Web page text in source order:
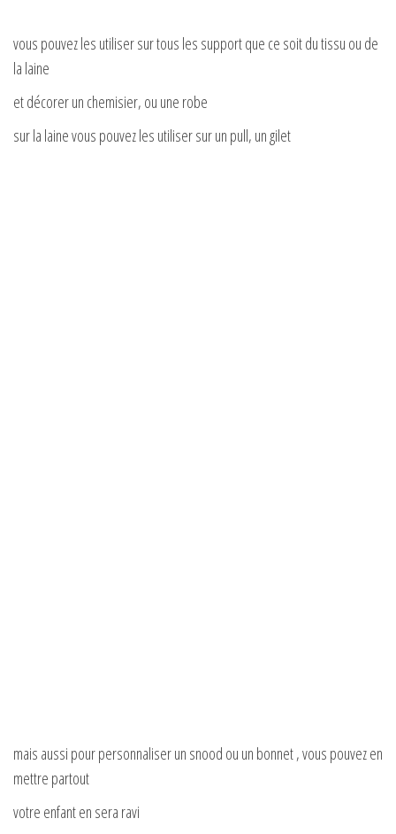
vous pouvez les utiliser sur tous les support que ce soit du tissu ou de
la laine
et décorer un chemisier, ou une robe
sur la laine vous pouvez les utiliser sur un pull, un gilet
mais aussi pour personnaliser un snood ou un bonnet , vous pouvez en
mettre partout
votre enfant en sera ravi